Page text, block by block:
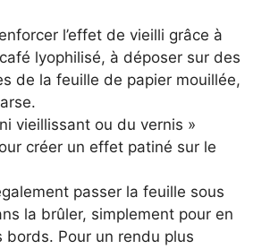
l’effet de vieilli grâce à
lyophilisé, à déposer sur des
de la feuille de papier mouillée,
vieillissant ou du vernis »
créer un effet patiné sur le
passer la feuille sous
la brûler, simplement pour en
bords. Pour un rendu plus